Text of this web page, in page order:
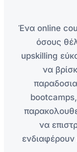
Ένα online
όσους
upskilling
να
να